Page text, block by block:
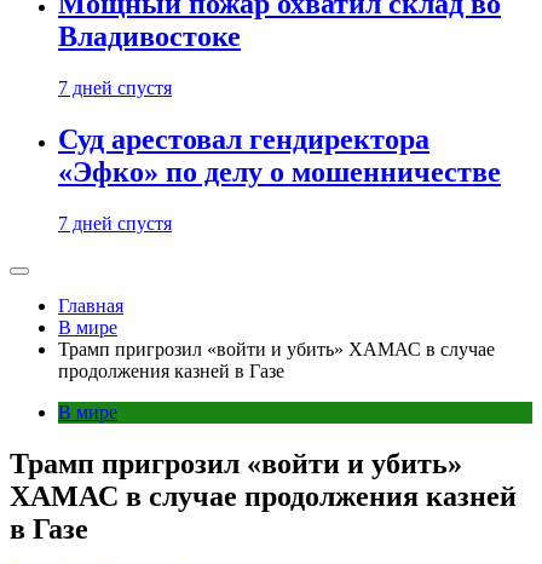
Владивостоке
7 дней спустя
Суд арестовал гендиректора
«Эфко» по делу о мошенничестве
7 дней спустя
Главная
В мире
Трамп пригрозил «войти и убить» ХАМАС в случае
продолжения казней в Газе
В мире
Трамп пригрозил «войти и убить»
ХАМАС в случае продолжения казней
в Газе